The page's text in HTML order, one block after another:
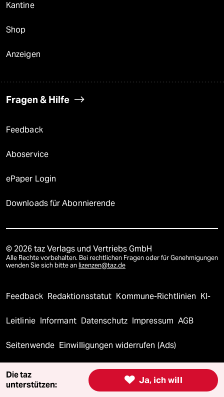
Kantine
Shop
Anzeigen
Fragen & Hilfe
Feedback
Aboservice
ePaper Login
Downloads für Abonnierende
© 2026 taz Verlags und Vertriebs GmbH
Alle Rechte vorbehalten. Bei rechtlichen Fragen oder für Genehmigungen
wenden Sie sich bitte an lizenzen@taz.de
Feedback Redaktionsstatut Kommune-Richtlinien KI-
Leitlinie Informant Datenschutz Impressum AGB
Seitenwende Einwilligungen widerrufen (Ads)
 Ja, ich will
Die taz
unterstützen: